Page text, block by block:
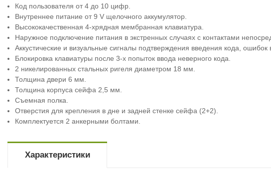
Код пользователя от 4 до 10 цифр.
Внутреннее питание от 9 V щелочного аккумулятор.
Высококачественная 4-хрядная мембранная клавиатура.
Наружное подключение питания в экстренных случаях с контактами
Аккустические и визуальные сигналы подтверждения введения кода, ошибок
Блокировка клавиатуры после 3-х попыток ввода неверного кода.
2 никелированных стальных ригеля диаметром 18 мм.
Толщина двери 6 мм.
Толщина корпуса сейфа 2,5 мм.
Съемная полка.
Отверстия для крепления в дне и задней стенке сейфа (2+2).
Комплектуется 2 анкерными болтами.
Характеристики